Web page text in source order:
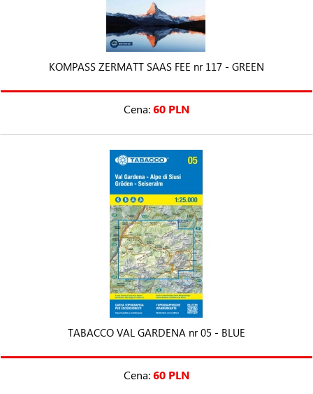
KOMPASS ZERMATT SAAS FEE nr 117 - GREEN
Cena:60 PLN
TABACCO VAL GARDENA nr 05 - BLUE
Cena:60 PLN